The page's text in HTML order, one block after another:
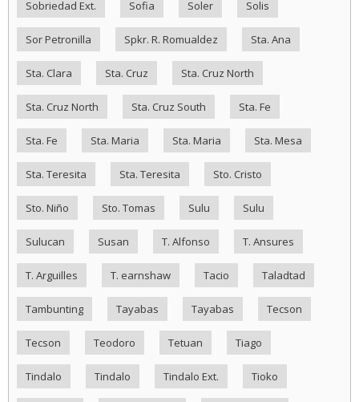
Sobriedad Ext. Sofia Soler Solis
Sor Petronilla Spkr. R. Romualdez Sta. Ana
Sta. Clara Sta. Cruz Sta. Cruz North
Sta. Cruz North Sta. Cruz South Sta. Fe
Sta. Fe Sta. Maria Sta. Maria Sta. Mesa
Sta. Teresita Sta. Teresita Sto. Cristo
Sto. Niño Sto. Tomas Sulu Sulu
Sulucan Susan T. Alfonso T. Ansures
T. Arguilles T. earnshaw Tacio Taladtad
Tambunting Tayabas Tayabas Tecson
Tecson Teodoro Tetuan Tiago
Tindalo Tindalo Tindalo Ext. Tioko